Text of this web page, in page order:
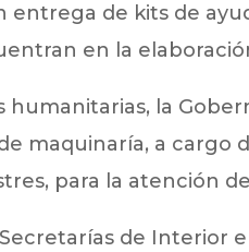
entrega de kits de
en la
la
maquinaría, a cargo
para la atención
de Interior